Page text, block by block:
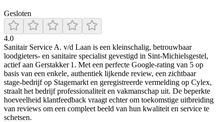
Gesloten
4.0
Sanitair Service A. v/d Laan is een kleinschalig, betrouwbaar
loodgieters- en sanitaire specialist gevestigd in Sint‑Michielsgestel,
actief aan Gerstakker 1. Met een perfecte Google-rating van 5 op
basis van een enkele, authentiek lijkende review, een zichtbaar
stage‑bedrijf op Stagemarkt en geregistreerde vermelding op Cylex,
straalt het bedrijf professionaliteit en vakmanschap uit. De beperkte
hoeveelheid klantfeedback vraagt echter om toekomstige uitbreiding
van reviews om een compleet beeld van hun kwaliteit en service te
schetsen.